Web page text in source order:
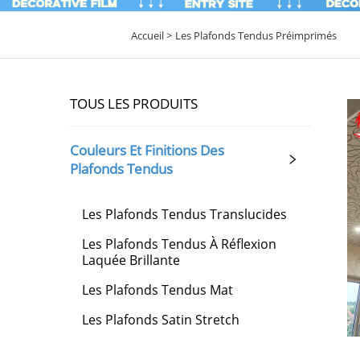
Accueil > Les Plafonds Tendus Préimprimés
TOUS LES PRODUITS
Couleurs Et Finitions Des
Plafonds Tendus
Les Plafonds Tendus Translucides
Les Plafonds Tendus À Réflexion
Laquée Brillante
Les Plafonds Tendus Mat
Les Plafonds Satin Stretch